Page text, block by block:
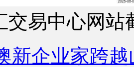
交易中心网站
新企业家跨越